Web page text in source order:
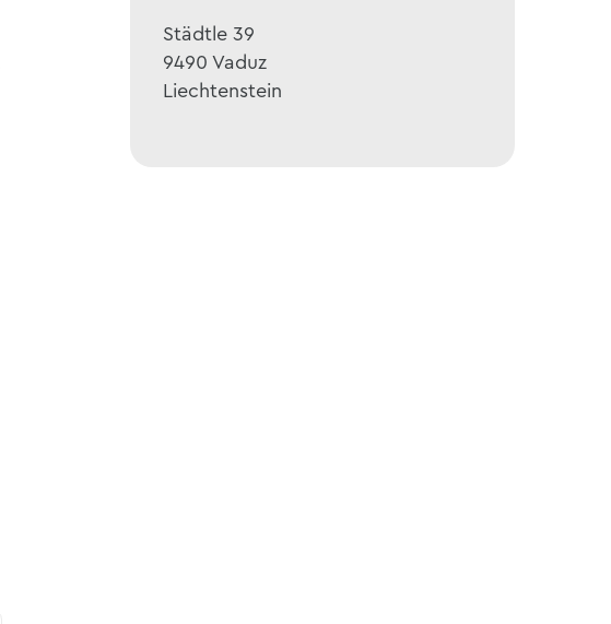
Städtle 39
9490 Vaduz
Liechtenstein